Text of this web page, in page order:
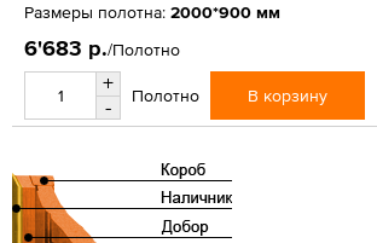
Размеры полотна: 2000*900 мм
6'683 р./Полотно
+
-
Полотно В корзину